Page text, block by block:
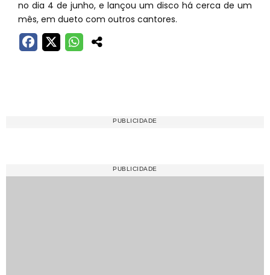
no dia 4 de junho, e lançou um disco há cerca de um
mês, em dueto com outros cantores.